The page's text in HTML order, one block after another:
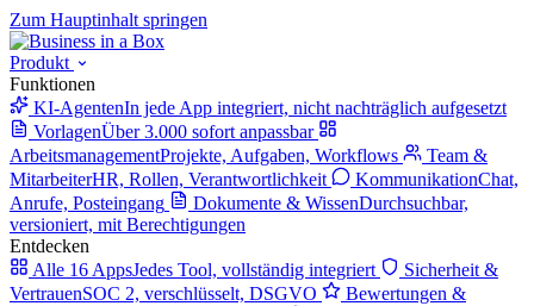
Zum Hauptinhalt springen
Produkt
Funktionen
KI-AgentenIn jede App integriert, nicht nachträglich aufgesetzt
VorlagenÜber 3.000 sofort anpassbar
ArbeitsmanagementProjekte, Aufgaben, Workflows
Team &
MitarbeiterHR, Rollen, Verantwortlichkeit KommunikationChat,
Anrufe, Posteingang
Dokumente & WissenDurchsuchbar,
versioniert, mit Berechtigungen
Entdecken
Alle 16 AppsJedes Tool, vollständig integriert
Sicherheit &
VertrauenSOC 2, verschlüsselt, DSGVO
Bewertungen &